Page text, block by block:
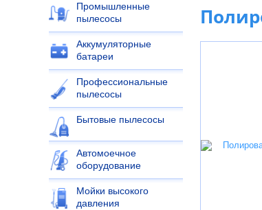
Промышленные
пылесосы
Аккумуляторные
батареи
Профессиональные
пылесосы
Бытовые пылесосы
Автомоечное
оборудование
Мойки высокого
давления